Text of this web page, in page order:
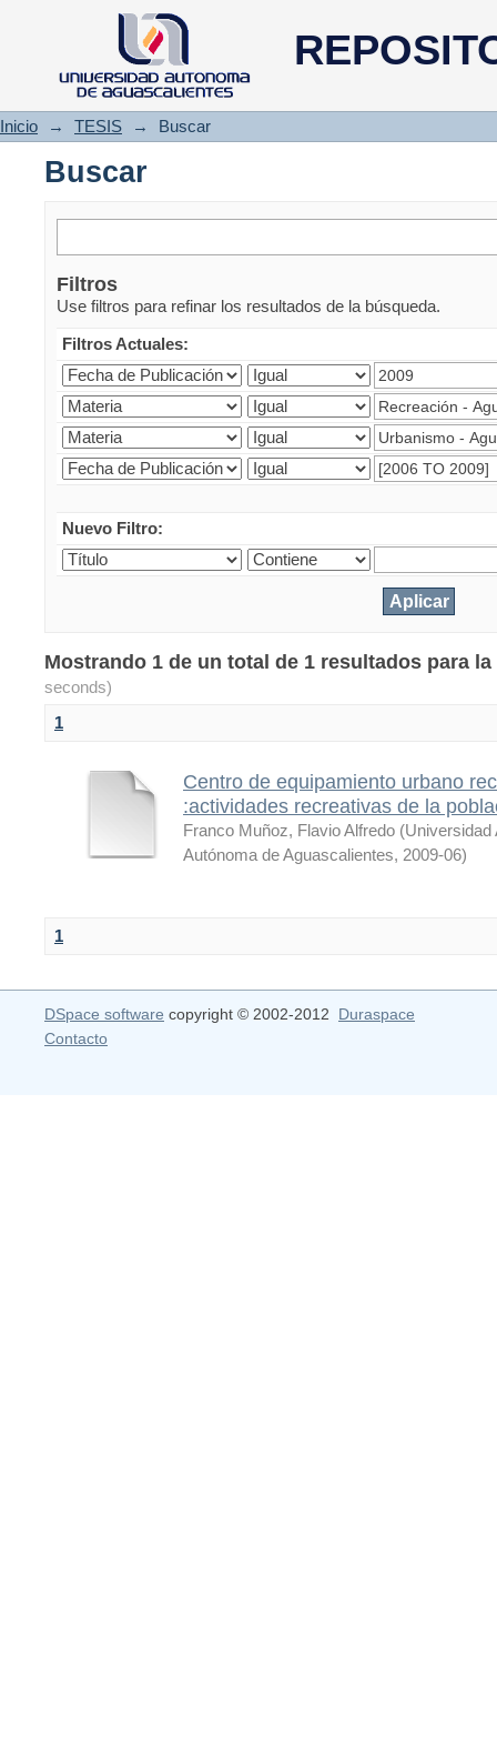
Buscar
Inicio → TESIS → Buscar
Buscar
Filtros
Use filtros para refinar los resultados de la búsqueda.
Filtros Actuales:
Nuevo Filtro:
Mostrando 1 de un total de 1 resultados para
seconds)
1
Centro de equipamiento urbano
:actividades recreativas de la
Franco Muñoz, Flavio Alfredo (Universidad
Autónoma de Aguascalientes, 2009-06)
1
DSpace software copyright © 2002-2012 Duraspace
Contacto